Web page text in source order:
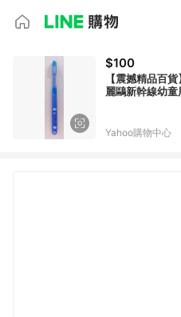
$100
【震撼精品百
麗鷗新幹線幼
Yahoo購物中心